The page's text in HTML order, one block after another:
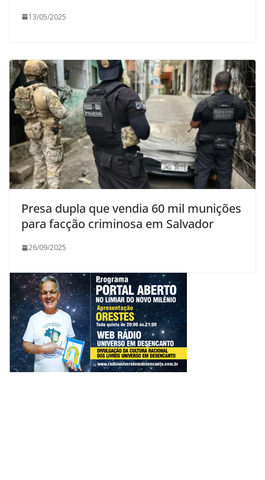
13/05/2025
Presa dupla que vendia 60 mil munições
para facção criminosa em Salvador
26/09/2025